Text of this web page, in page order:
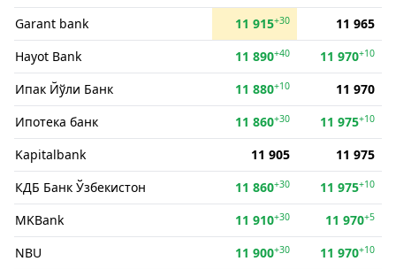
Garant bank 11 915+30
11 965
Hayot Bank
11 890+40 11 970+10
Ипак Йўли Банк 11 880+10
11 970
Ипотека банк
11 860+30 11 975+10
Kapitalbank 11 905
11 975
КДБ Банк Ўзбекистон
11 860+30 11 975+10
MKBank 11 910+30 11 970+5
NBU 11 900+30 11 970+10